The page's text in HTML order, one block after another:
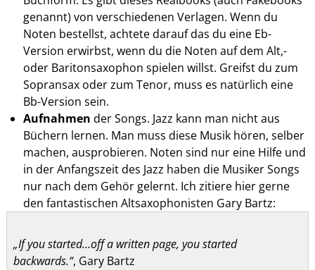
genannt) von verschiedenen Verlagen. Wenn du
Noten bestellst, achtete darauf das du eine Eb-
Version erwirbst, wenn du die Noten auf dem Alt,-
oder Baritonsaxophon spielen willst. Greifst du zum
Sopransax oder zum Tenor, muss es natürlich eine
Bb-Version sein.
Aufnahmen der Songs. Jazz kann man nicht aus
Büchern lernen. Man muss diese Musik hören, selber
machen, ausprobieren. Noten sind nur eine Hilfe und
in der Anfangszeit des Jazz haben die Musiker Songs
nur nach dem Gehör gelernt. Ich zitiere hier gerne
den fantastischen Altsaxophonisten Gary Bartz:
„If you started…off a written page, you started
backwards.“, Gary Bartz